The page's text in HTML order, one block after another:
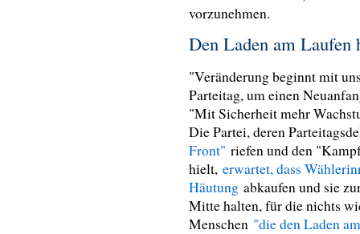
vorzunehmen.
Den Laden am
"Veränderung beginnt mit
Parteitag, um einen
"Mit Sicherheit mehr
Die Partei, deren
Front" riefen und den
hielt, erwartet, dass
Häutung abkaufen und sie
Mitte halten, für die nichts
Menschen "die den Laden